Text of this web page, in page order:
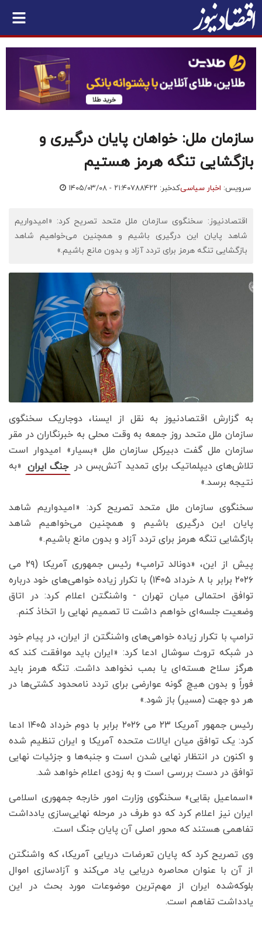
سازمان ملل: خواهان پایان درگیری و
بازگشایی تنگه هرمز هستیم
سرویس: اخبار سیاسیکدخبر: ۷۸۸۴۲۲ ۱۴۰۵/۰۳/۰۸ - ۲۱:۴۰
اقتصادنیوز: سخنگوی سازمان ملل متحد تصریح کرد: «امیدواریم
شاهد پایان این درگیری باشیم و همچنین می‌خواهیم شاهد
بازگشایی تنگه هرمز برای تردد آزاد و بدون مانع باشیم.»
به گزارش اقتصادنیوز به نقل از ایسنا، دوجاریک سخنگوی
سازمان ملل متحد روز جمعه به وقت محلی به خبرنگاران در مقر
سازمان ملل گفت دبیرکل سازمان ملل «بسیار» امیدوار است
تلاش‌های دیپلماتیک برای تمدید آتش‌بس در جنگ ایران «به
نتیجه برسد.»
سخنگوی سازمان ملل متحد تصریح کرد: «امیدواریم شاهد
پایان این درگیری باشیم و همچنین می‌خواهیم شاهد
بازگشایی تنگه هرمز برای تردد آزاد و بدون مانع باشیم.»
پیش از این، «دونالد ترامپ» رئیس جمهوری آمریکا (۲۹ می
۲۰۲۶ برابر با ۸ خرداد ۱۴۰۵) با تکرار زیاده خواهی‌های خود درباره
توافق احتمالی میان تهران - واشنگتن اعلام کرد: در اتاق
وضعیت جلسه‌ای خواهم داشت تا تصمیم نهایی را اتخاذ کنم.
ترامپ با تکرار زیاده خواهی‌های واشنگتن از ایران، در پیام خود
در شبکه تروث سوشال ادعا کرد: «ایران باید موافقت کند که
هرگز سلاح هسته‌ای یا بمب نخواهد داشت. تنگه هرمز باید
فوراً و بدون هیچ گونه عوارضی برای تردد نامحدود کشتی‌ها در
هر دو جهت (مسیر) باز شود.»
رئیس جمهور آمریکا ۲۳ می ۲۰۲۶ برابر با دوم خرداد ۱۴۰۵ ادعا
کرد: یک توافق میان ایالات متحده آمریکا و ایران تنظیم شده
و اکنون در انتظار نهایی شدن است و جنبه‌ها و جزئیات نهایی
توافق در دست بررسی است و به‌ زودی اعلام خواهد شد.
«اسماعیل بقایی» سخنگوی وزارت امور خارجه جمهوری اسلامی
ایران نیز اعلام کرد که دو طرف در مرحله نهایی‌سازی یادداشت
تفاهمی هستند که محور اصلی آن پایان جنگ است.
وی تصریح کرد که پایان تعرضات دریایی آمریکا، که واشنگتن
از آن با عنوان محاصره دریایی یاد می‌کند و آزادسازی اموال
بلوکه‌شده ایران از مهم‌ترین موضوعات مورد بحث در این
یادداشت تفاهم است.